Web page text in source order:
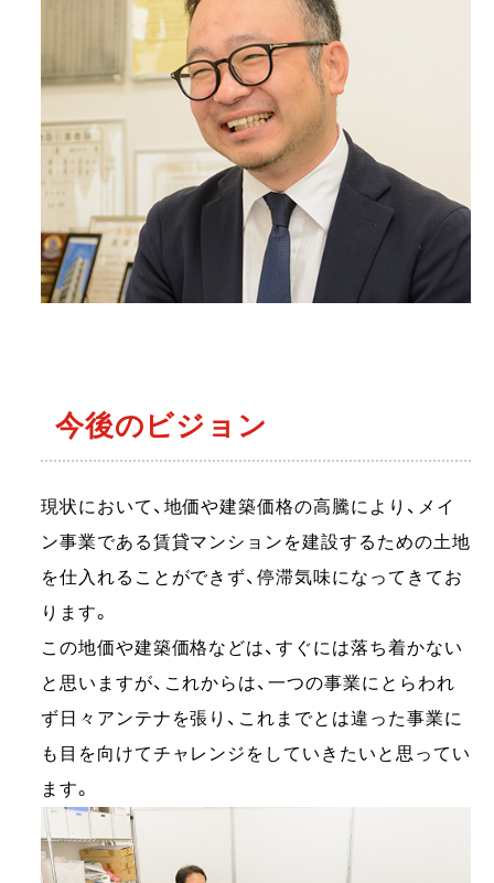
今後のビジョン
現状において、地価や建築価格の高騰により、メイ
ン事業である賃貸マンションを建設するための土地
を仕入れることができず、停滞気味になってきてお
ります。
この地価や建築価格などは、すぐには落ち着かない
と思いますが、これからは、一つの事業にとらわれ
ず日々アンテナを張り、これまでとは違った事業に
も目を向けてチャレンジをしていきたいと思ってい
ます。